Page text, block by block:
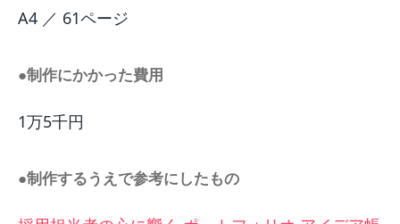
A4 ／ 61ページ
●制作にかかった費用
1万5千円
●制作するうえで参考にしたもの